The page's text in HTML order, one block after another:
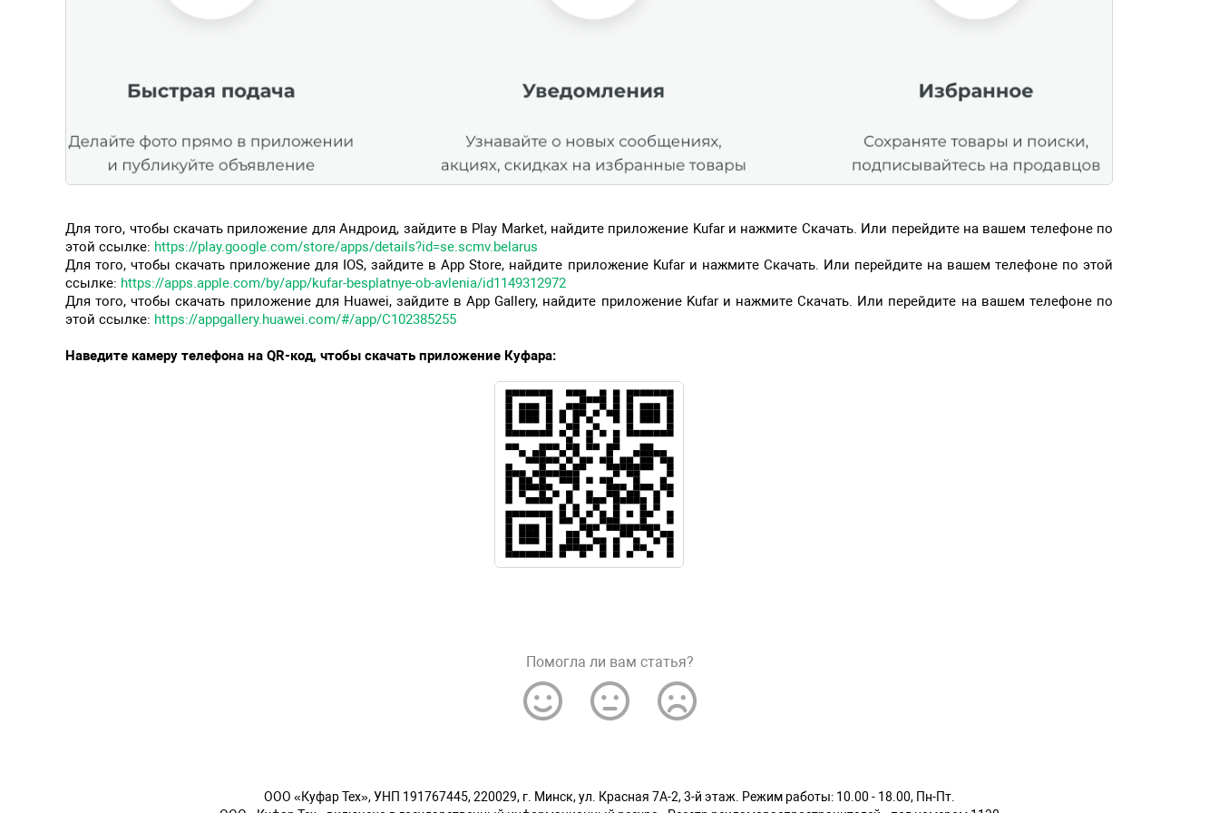
Для того, чтобы скачать приложение для Андроид, зайдите в Play Market, найдите приложение Kufar и нажмите Скачать. Или перейдите на вашем телефоне по
этой ссылке: https://play.google.com/store/apps/details?id=se.scmv.belarus
Для того, чтобы скачать приложение для IOS, зайдите в App Store, найдите приложение Kufar и нажмите Скачать. Или перейдите на вашем телефоне по этой
ссылке: https://apps.apple.com/by/app/kufar-besplatnye-ob-avlenia/id1149312972
Для того, чтобы скачать приложение для Huawei, зайдите в App Gallery, найдите приложение Kufar и нажмите Скачать. Или перейдите на вашем телефоне по
этой ссылке: https://appgallery.huawei.com/#/app/C102385255
Наведите камеру телефона на QR-код, чтобы скачать приложение Куфара:
Помогла ли вам статья?
OOO «Куфар Тех», УНП 191767445, 220029, г. Минск, ул. Красная 7А-2, 3-й этаж. Режим работы: 10.00 - 18.00, Пн-Пт.